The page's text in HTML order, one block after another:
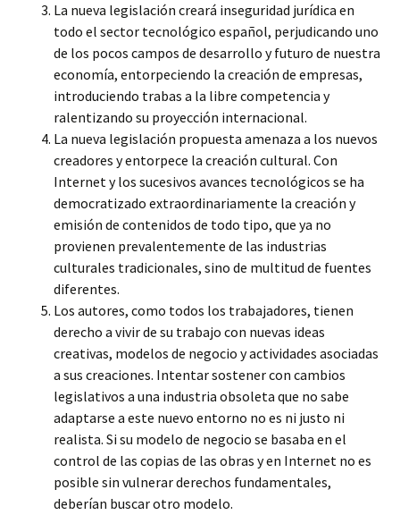
La nueva legislación creará inseguridad jurídica en
todo el sector tecnológico español, perjudicando uno
de los pocos campos de desarrollo y futuro de nuestra
economía, entorpeciendo la creación de empresas,
introduciendo trabas a la libre competencia y
ralentizando su proyección internacional.
La nueva legislación propuesta amenaza a los nuevos
creadores y entorpece la creación cultural. Con
Internet y los sucesivos avances tecnológicos se ha
democratizado extraordinariamente la creación y
emisión de contenidos de todo tipo, que ya no
provienen prevalentemente de las industrias
culturales tradicionales, sino de multitud de fuentes
diferentes.
Los autores, como todos los trabajadores, tienen
derecho a vivir de su trabajo con nuevas ideas
creativas, modelos de negocio y actividades asociadas
a sus creaciones. Intentar sostener con cambios
legislativos a una industria obsoleta que no sabe
adaptarse a este nuevo entorno no es ni justo ni
realista. Si su modelo de negocio se basaba en el
control de las copias de las obras y en Internet no es
posible sin vulnerar derechos fundamentales,
deberían buscar otro modelo.